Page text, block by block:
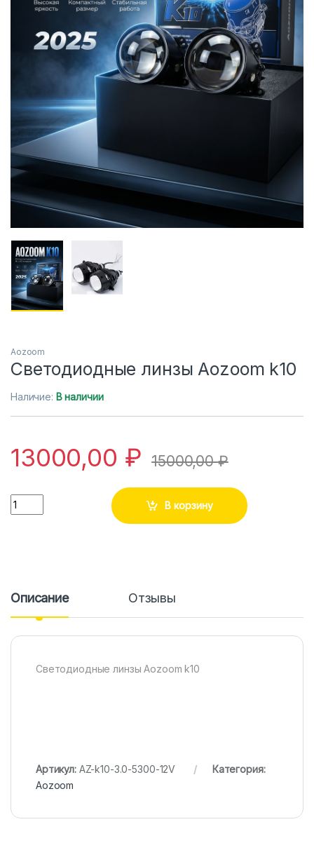
Aozoom
Светодиодные линзы Aozoom k10
Наличие: В наличии
13000,00 ₽ 15000,00₽
Количество
В корзину
Описание Отзывы
Светодиодные линзы Aozoom k10
Артикул: AZ-k10-3.0-5300-12V
Категория:
Aozoom